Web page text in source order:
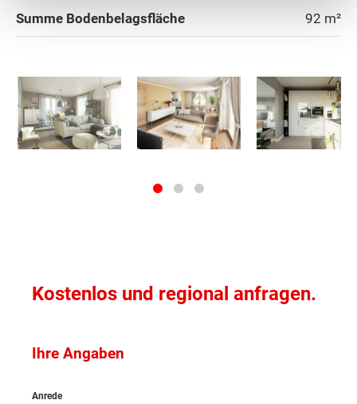
Hartberg-Fürstenfeld
Leibnitz
Leoben
Voitsberg
Weiz
Summe Bodenbelagsfläche 92 m²
Kostenlos und regional anfragen.
Ihre Angaben
Anrede